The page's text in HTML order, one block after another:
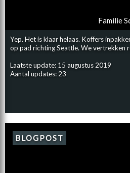
Yep. Het is klaar helaas. Koffers
op pad richting Seattle. We vertrekken
Laatste update: 15 augustus 2019
Aantal updates: 23
Familie
BLOGPOST